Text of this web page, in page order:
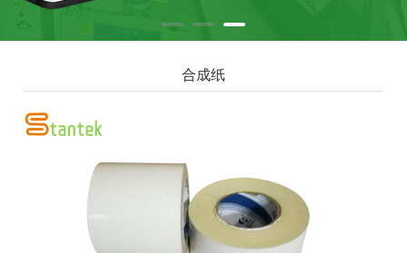
合成纸